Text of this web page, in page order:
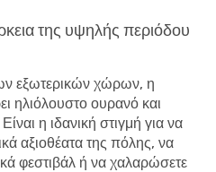
της υψηλής περιόδου
εξωτερικών χώρων, η
ηλιόλουστο ουρανό και
η ιδανική στιγμή για να
αξιοθέατα της πόλης, να
φεστιβάλ ή να χαλαρώσετε